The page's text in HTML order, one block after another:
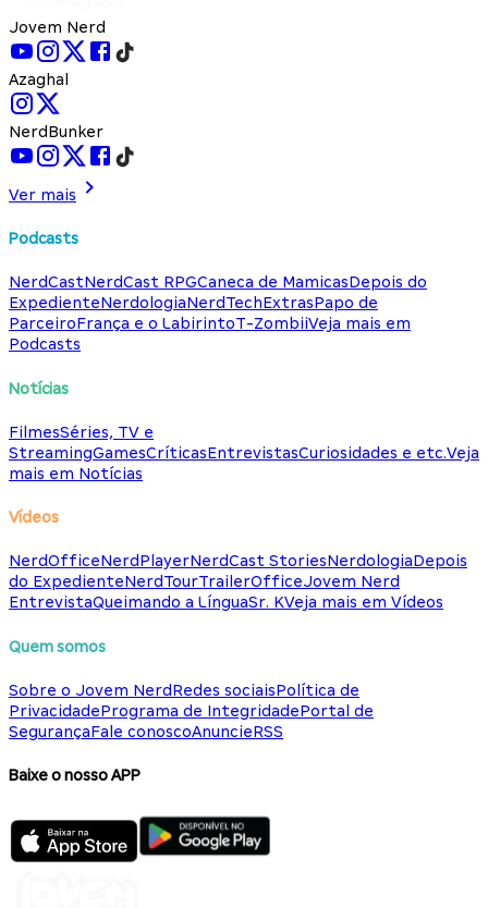
Jovem Nerd
Azaghal
NerdBunker
Ver mais
Podcasts
NerdCastNerdCast RPGCaneca de MamicasDepois do
ExpedienteNerdologiaNerdTechExtrasPapo de
ParceiroFrança e o LabirintoT-ZombiiVeja mais em
Podcasts
Notícias
FilmesSéries, TV e
StreamingGamesCríticasEntrevistasCuriosidades e etc.Veja
mais em Notícias
Vídeos
NerdOfficeNerdPlayerNerdCast StoriesNerdologiaDepois
do ExpedienteNerdTourTrailerOfficeJovem Nerd
EntrevistaQueimando a LínguaSr. KVeja mais em Vídeos
Quem somos
Sobre o Jovem NerdRedes sociaisPolítica de
PrivacidadePrograma de IntegridadePortal de
SegurançaFale conoscoAnuncieRSS
Baixe o nosso APP